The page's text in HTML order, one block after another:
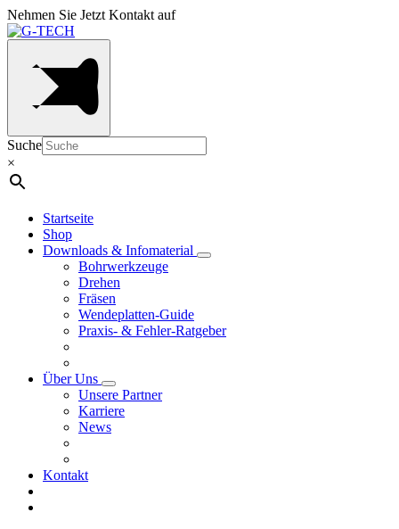
Nehmen Sie Jetzt Kontakt auf
Suche
×
Startseite
Shop
Downloads & Infomaterial
Bohrwerkzeuge
Drehen
Fräsen
Wendeplatten-Guide
Praxis- & Fehler-Ratgeber
Über Uns
Unsere Partner
Karriere
News
Kontakt